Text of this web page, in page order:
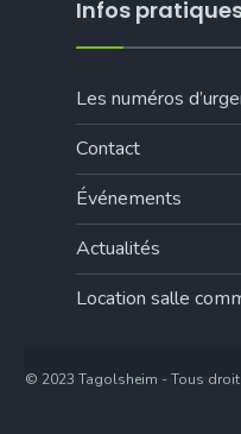
Infos
Les numéros
Contact
Événements
Actualités
Location salle
© 2023 Tagolsheim - Tous